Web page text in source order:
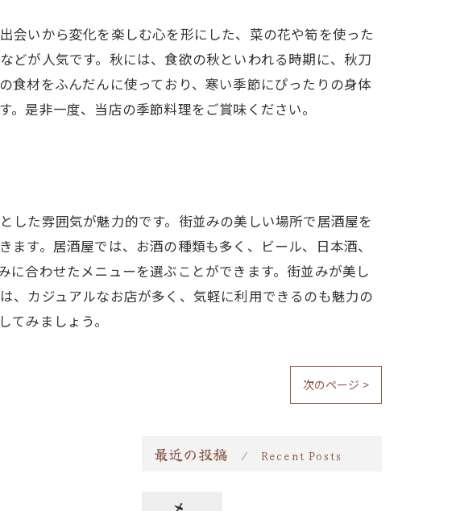
会いから変化を楽しむ心を形にした、菜の花や筍を使った
どが人気です。秋には、食欲の秋といわれる時期に、秋刀
食材をふんだんに使っており、寒い季節にぴったりの身体
是非一度、当店の季節料理をご賞味ください。
した雰囲気が魅力的です。街並みの美しい場所で居酒屋を
す。居酒屋では、お酒の種類も多く、ビール、日本酒、
合わせたメニューを選ぶことができます。街並みが美し
、カジュアルなお店が多く、気軽に利用できるのも魅力の
みましょう。
次のページ >
最近の投稿 Recent Posts